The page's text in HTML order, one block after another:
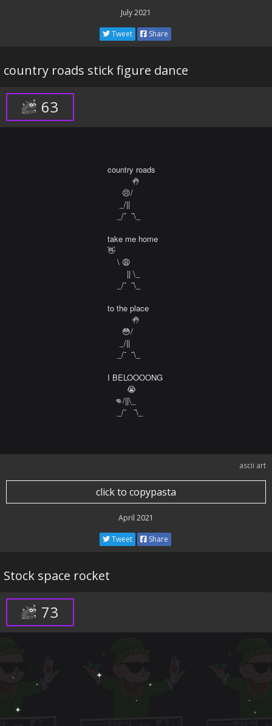
July 2021
Tweet Share
country roads stick figure dance
63
country roads
          🤚
      😣/
     _/||
    _/¯  ¯\_
take me home
👋
    \ 😩
        || \_
    _/¯  ¯\_
to the place
          🤚
      😳/
     _/||
    _/¯  ¯\_
I BELOOOONG
        😭
   👊/||\_
    _/¯   ¯\_
ascii art
click to copypasta
April 2021
Tweet Share
Stock space rocket
73
.　　　　　　　　　　 ✦
˚　　　　　　　　　　　　　　*
.　　　　　　　　　　　
✦ 　　　　　　　　　　 　 ‍ ‍ ‍ ‍ 　　　　 　　　　　　　　　